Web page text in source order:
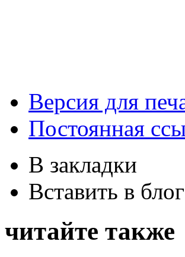
Версия для
Постоянная
В закладки
Вставить в блог
читайте также